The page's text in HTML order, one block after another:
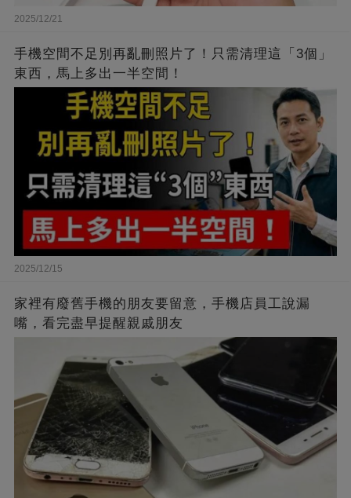
2025/12/21
手機空間不足別再亂刪照片了！只需清理這「3個」
東西，馬上多出一半空間！
2025/12/15
家裡有廢舊手機的朋友要留意，手機店員工說漏
嘴，看完盡早提醒親戚朋友